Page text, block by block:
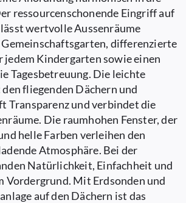
ressourcenschonende Eingriff auf
wertvolle Aussenräume
differenzierte
jedem Kindergarten sowie einen
Tagesbetreuung. Die leichte
fliegenden Dächern und
Transparenz und verbindet die
Die raumhohen Fenster, der
helle Farben verleihen den
Atmosphäre. Bei der
Natürlichkeit, Einfachheit und
Vordergrund. Mit Erdsonden und
auf den Dächern ist das